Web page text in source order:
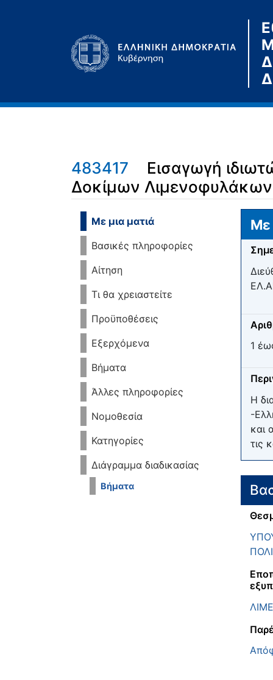
483417
Εισαγωγή
Δοκίμων
Μετάβαση σε: πλοήγηση
Με μια ματιά
Βασικές πληροφορίες
Αίτηση
Τι θα χρειαστείτε
Προϋποθέσεις
Εξερχόμενα
Βήματα
Άλλες πληροφορίες
Νομοθεσία
Κατηγορίες
Διάγραμμα διαδικασίας
Βήματα
Με
1
Η
-
και
τις